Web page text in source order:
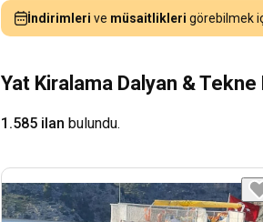
İndirimleri ve müsaitlikleri görebilmek
Yat Kiralama Dalyan & Tekne
1.585 ilan bulundu.